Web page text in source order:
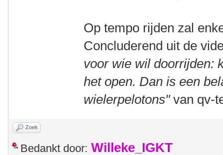
Op tempo rijden zal
Concluderend uit de
voor wie wil doorrijden:
het open. Dan is een
wielerpelotons"van qv-
Zoek
Bedankt door: Willeke_IGKT